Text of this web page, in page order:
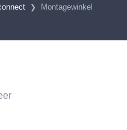
Montagewinkel